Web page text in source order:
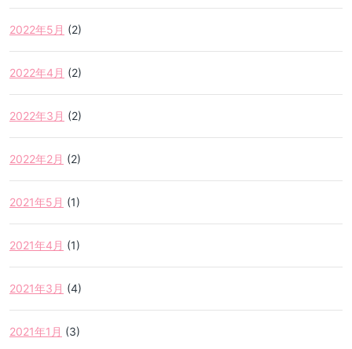
2022年5月 (2)
2022年4月 (2)
2022年3月 (2)
2022年2月 (2)
2021年5月 (1)
2021年4月 (1)
2021年3月 (4)
2021年1月 (3)